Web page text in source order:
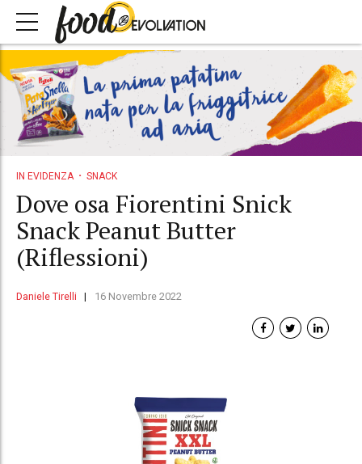
IN EVIDENZA SNACK
Dove osa Fiorentini Snick
Snack Peanut Butter
(Riflessioni)
Daniele Tirelli 16 Novembre 2022